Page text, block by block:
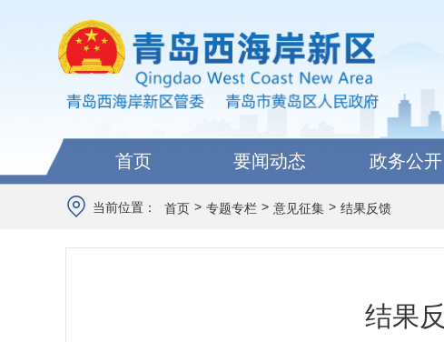
首页 要闻动态 政务公开
当前位置： 首页 > 专题专栏 > 意见征集 > 结果反馈
结果